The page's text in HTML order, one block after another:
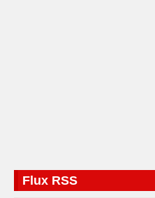
Flux RSS